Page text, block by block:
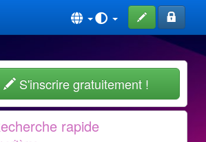
S'inscrire gratuitement !
rapide